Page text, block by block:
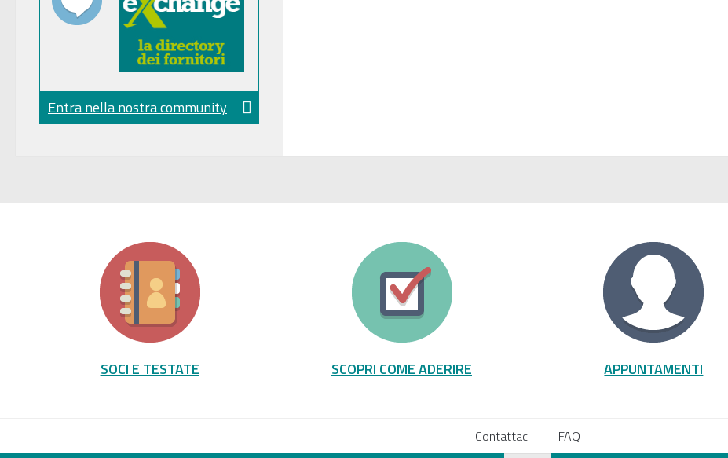
Entra nella nostra community
SOCI E TESTATE SCOPRI COME ADERIRE APPUNTAMENTI
Contattaci FAQ